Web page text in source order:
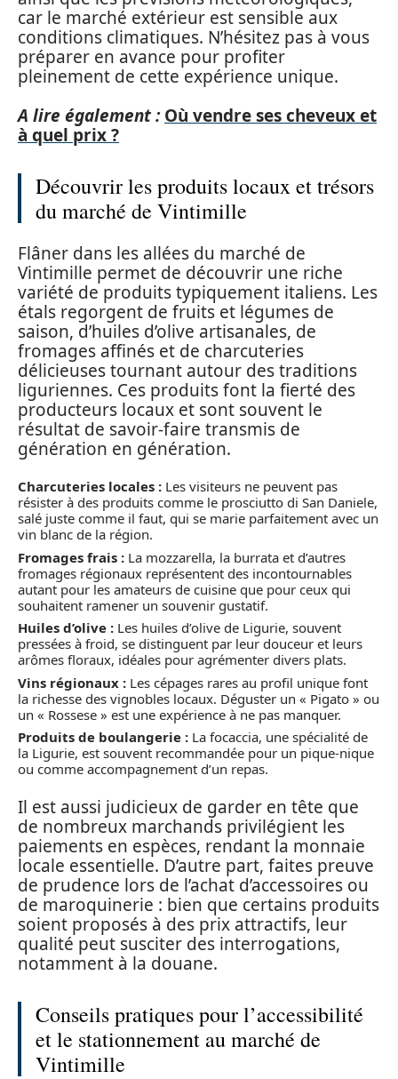
car le marché extérieur est sensible aux
conditions climatiques. N’hésitez pas à vous
préparer en avance pour profiter
pleinement de cette expérience unique.
A lire également : Où vendre ses cheveux et
à quel prix ?
Découvrir les produits locaux et trésors
du marché de Vintimille
Flâner dans les allées du marché de
Vintimille permet de découvrir une riche
variété de produits typiquement italiens. Les
étals regorgent de fruits et légumes de
saison, d’huiles d’olive artisanales, de
fromages affinés et de charcuteries
délicieuses tournant autour des traditions
liguriennes. Ces produits font la fierté des
producteurs locaux et sont souvent le
résultat de savoir-faire transmis de
génération en génération.
Charcuteries locales : Les visiteurs ne peuvent pas
résister à des produits comme le prosciutto di San Daniele,
salé juste comme il faut, qui se marie parfaitement avec un
vin blanc de la région.
Fromages frais : La mozzarella, la burrata et d’autres
fromages régionaux représentent des incontournables
autant pour les amateurs de cuisine que pour ceux qui
souhaitent ramener un souvenir gustatif.
Huiles d’olive : Les huiles d’olive de Ligurie, souvent
pressées à froid, se distinguent par leur douceur et leurs
arômes floraux, idéales pour agrémenter divers plats.
Vins régionaux : Les cépages rares au profil unique font
la richesse des vignobles locaux. Déguster un « Pigato » ou
un « Rossese » est une expérience à ne pas manquer.
Produits de boulangerie : La focaccia, une spécialité de
la Ligurie, est souvent recommandée pour un pique-nique
ou comme accompagnement d’un repas.
Il est aussi judicieux de garder en tête que
de nombreux marchands privilégient les
paiements en espèces, rendant la monnaie
locale essentielle. D’autre part, faites preuve
de prudence lors de l’achat d’accessoires ou
de maroquinerie : bien que certains produits
soient proposés à des prix attractifs, leur
qualité peut susciter des interrogations,
notamment à la douane.
Conseils pratiques pour l’accessibilité
et le stationnement au marché de
Vintimille